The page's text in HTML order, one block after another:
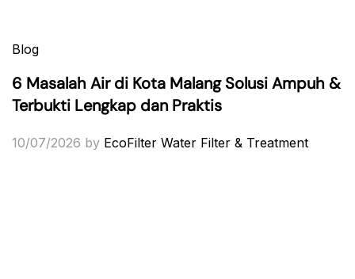
Blog
6 Masalah Air di Kota Malang Solusi Ampuh &
Terbukti Lengkap dan Praktis
10/07/2026 by EcoFilter Water Filter & Treatment